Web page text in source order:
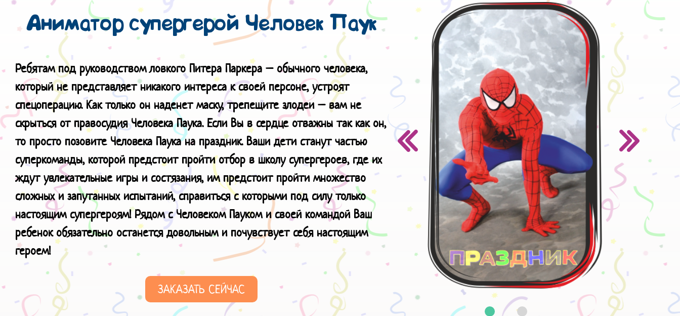
Аниматор супергерой Человек Паук
Ребятам под руководством ловкого Питера Паркера – обычного человека,
который не представляет никакого интереса к своей персоне, устроят
спецоперацию. Как только он наденет маску, трепещите злодеи – вам не
скрыться от правосудия Человека Паука. Если Вы в сердце отважны так как он,
то просто позовите Человека Паука на праздник. Ваши дети станут частью
суперкоманды, которой предстоит пройти отбор в школу супергероев, где их
ждут увлекательные игры и состязания, им предстоит пройти множество
сложных и запутанных испытаний, справиться с которыми под силу только
настоящим супергероям! Рядом с Человеком Пауком и своей командой Ваш
ребенок обязательно останется довольным и почувствует себя настоящим
героем!
ЗАКАЗАТЬ СЕЙЧАС